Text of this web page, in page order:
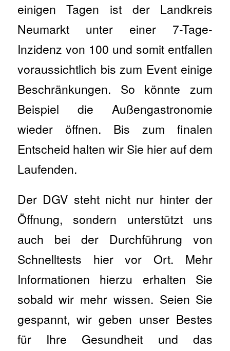
einigen Tagen ist der Landkreis
Neumarkt unter einer 7-Tage-
Inzidenz von 100 und somit entfallen
voraussichtlich bis zum Event einige
Beschränkungen. So könnte zum
Beispiel die Außengastronomie
wieder öffnen. Bis zum finalen
Entscheid halten wir Sie hier auf dem
Laufenden.
Der DGV steht nicht nur hinter der
Öffnung, sondern unterstützt uns
auch bei der Durchführung von
Schnelltests hier vor Ort. Mehr
Informationen hierzu erhalten Sie
sobald wir mehr wissen. Seien Sie
gespannt, wir geben unser Bestes
für Ihre Gesundheit und das